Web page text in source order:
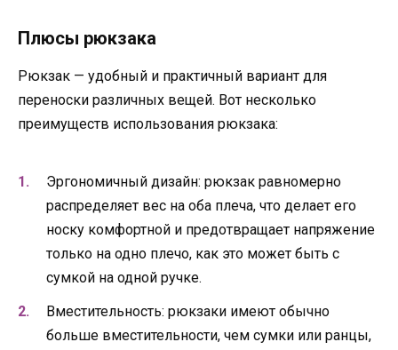
Плюсы рюкзака
Рюкзак — удобный и практичный вариант для
переноски различных вещей. Вот несколько
преимуществ использования рюкзака:
Эргономичный дизайн: рюкзак равномерно
распределяет вес на оба плеча, что делает его
носку комфортной и предотвращает напряжение
только на одно плечо, как это может быть с
сумкой на одной ручке.
Вместительность: рюкзаки имеют обычно
больше вместительности, чем сумки или ранцы,